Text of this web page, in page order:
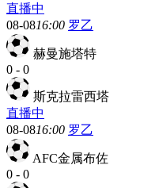
直播中
08-0816:00 罗乙
赫曼施塔特
0 - 0
斯克拉雷西塔
直播中
08-0816:00 罗乙
AFC金属布佐
0 - 0